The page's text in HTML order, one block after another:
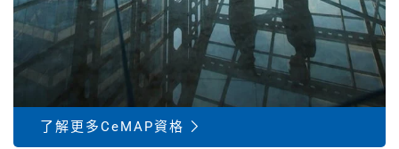
了解更多CeMAP資格